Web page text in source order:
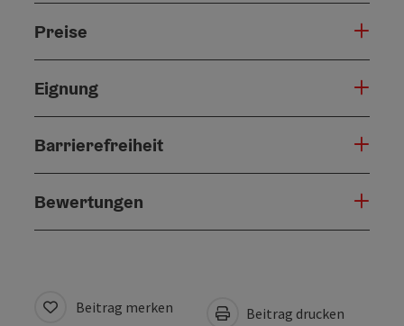
Preise
Eignung
Barrierefreiheit
Bewertungen
Beitrag merken Beitrag drucken